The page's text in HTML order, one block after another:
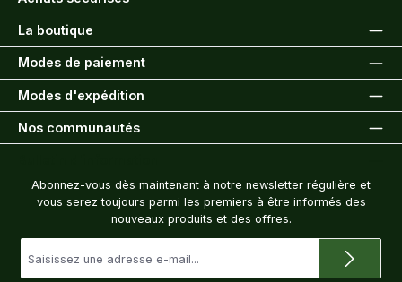
La boutique
Modes de paiement
Modes d'expédition
Nos communautés
Abonnez-vous dès maintenant à notre newsletter régulière et
vous serez toujours parmi les premiers à être informés des
nouveaux produits et des offres.
e-
mail